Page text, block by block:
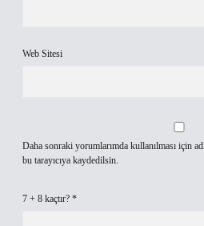
Web Sitesi
Daha sonraki yorumlarımda kullanılması için
bu tarayıcıya kaydedilsin.
7 + 8 kaçtır? *